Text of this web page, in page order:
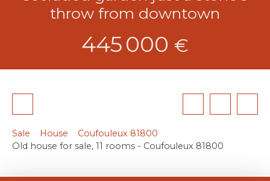
throw from downtown
445 000 €
Sale House
Coufouleux 81800
Old house for sale, 11 rooms - Coufouleux 81800